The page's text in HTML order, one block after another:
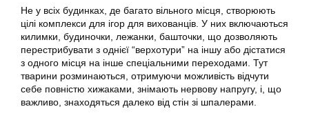
Не у всіх будинках, де багато вільного місця, створюють
цілі комплекси для ігор для вихованців. У них включаються
килимки, будиночки, лежанки, башточки, що дозволяють
перестрибувати з однієї “верхотури” на іншу або дістатися
з одного місця на інше спеціальними переходами. Тут
тварини розминаються, отримуючи можливість відчути
себе повністю хижаками, знімають нервову напругу, і, що
важливо, знаходяться далеко від стін зі шпалерами.